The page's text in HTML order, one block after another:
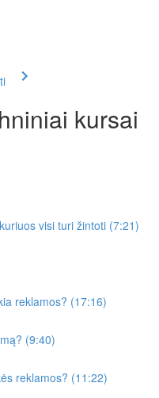
kursai
visi turi žintoti (7:21)
reklamos? (17:16)
(9:40)
reklamos? (11:22)